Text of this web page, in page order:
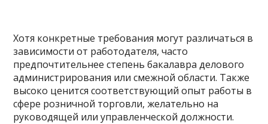
Хотя конкретные требования могут различаться в
зависимости от работодателя, часто
предпочтительнее степень бакалавра делового
администрирования или смежной области. Также
высоко ценится соответствующий опыт работы в
сфере розничной торговли, желательно на
руководящей или управленческой должности.